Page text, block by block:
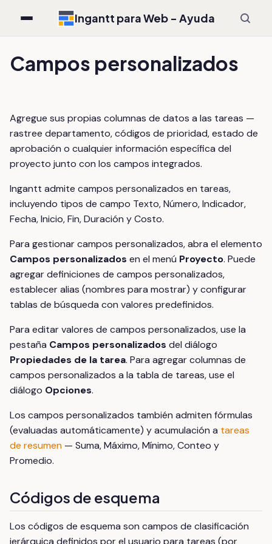
Ingantt para Web - Ayuda
Campos personalizados
Agregue sus propias columnas de datos a las tareas —
rastree departamento, códigos de prioridad, estado de
aprobación o cualquier información específica del
proyecto junto con los campos integrados.
Ingantt admite campos personalizados en tareas,
incluyendo tipos de campo Texto, Número, Indicador,
Fecha, Inicio, Fin, Duración y Costo.
Para gestionar campos personalizados, abra el elemento
Campos personalizados en el menú Proyecto. Puede
agregar definiciones de campos personalizados,
establecer alias (nombres para mostrar) y configurar
tablas de búsqueda con valores predefinidos.
Para editar valores de campos personalizados, use la
pestaña Campos personalizados del diálogo
Propiedades de la tarea. Para agregar columnas de
campos personalizados a la tabla de tareas, use el
diálogo Opciones.
Los campos personalizados también admiten fórmulas
(evaluadas automáticamente) y acumulación a tareas
de resumen — Suma, Máximo, Mínimo, Conteo y
Promedio.
Códigos de esquema
Los códigos de esquema son campos de clasificación
jerárquica definidos por el usuario para tareas (por